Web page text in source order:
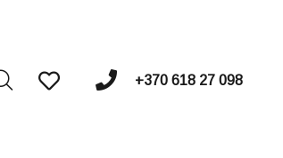
+370 618 27 098